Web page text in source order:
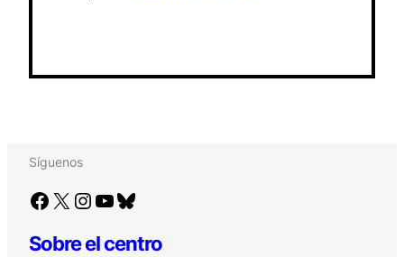
Síguenos
Facebook X Instagram YouTube Bluesky
Sobre el centro